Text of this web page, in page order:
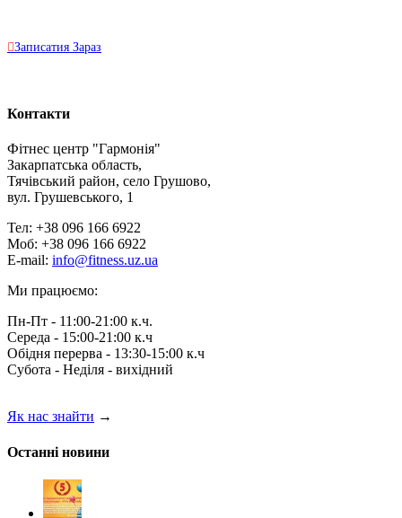
Записатия Зараз
Контакти
Фітнес центр "Гармонія"
Закарпатська область,
Тячівський район, село Грушово,
вул. Грушевського, 1
Тел: +38 096 166 6922
Моб: +38 096 166 6922
E-mail: info@fitness.uz.ua
Ми працюємо:
Пн-Пт - 11:00-21:00 к.ч.
Середа - 15:00-21:00 к.ч
Обідня перерва - 13:30-15:00 к.ч
Субота - Неділя - вихідний
Як нас знайти →
Останні новини